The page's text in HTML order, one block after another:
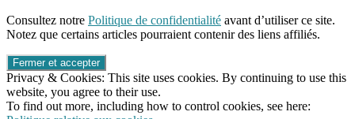
Consultez notre Politique de confidentialité avant d’utiliser ce site.
Notez que certains articles pourraient contenir des liens affiliés.
Privacy & Cookies: This site uses cookies. By continuing to use this
website, you agree to their use.
To find out more, including how to control cookies, see here: